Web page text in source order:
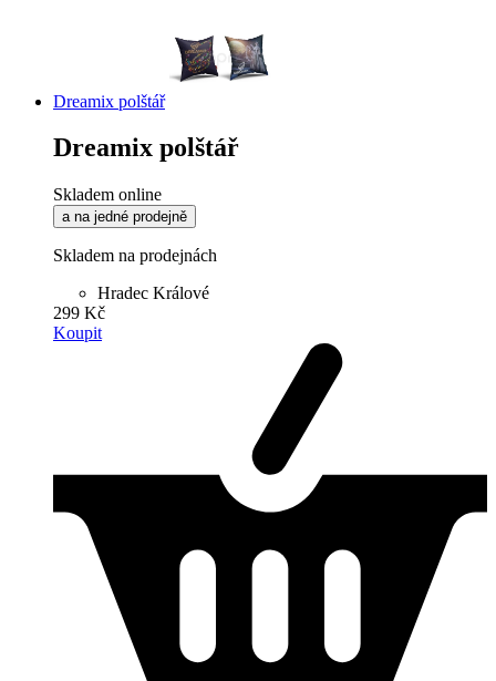
Dreamix polštář
Dreamix polštář
Skladem online
a na jedné prodejně
Skladem na prodejnách
Hradec Králové
299 Kč
Koupit